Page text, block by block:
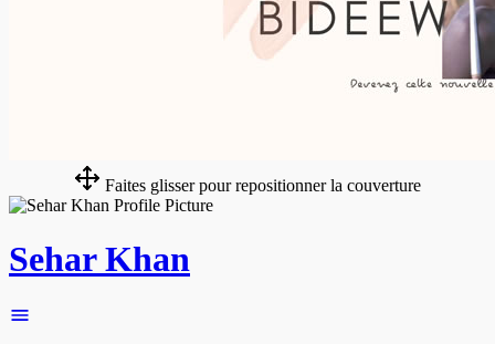
Faites glisser pour repositionner la couverture
Sehar Khan